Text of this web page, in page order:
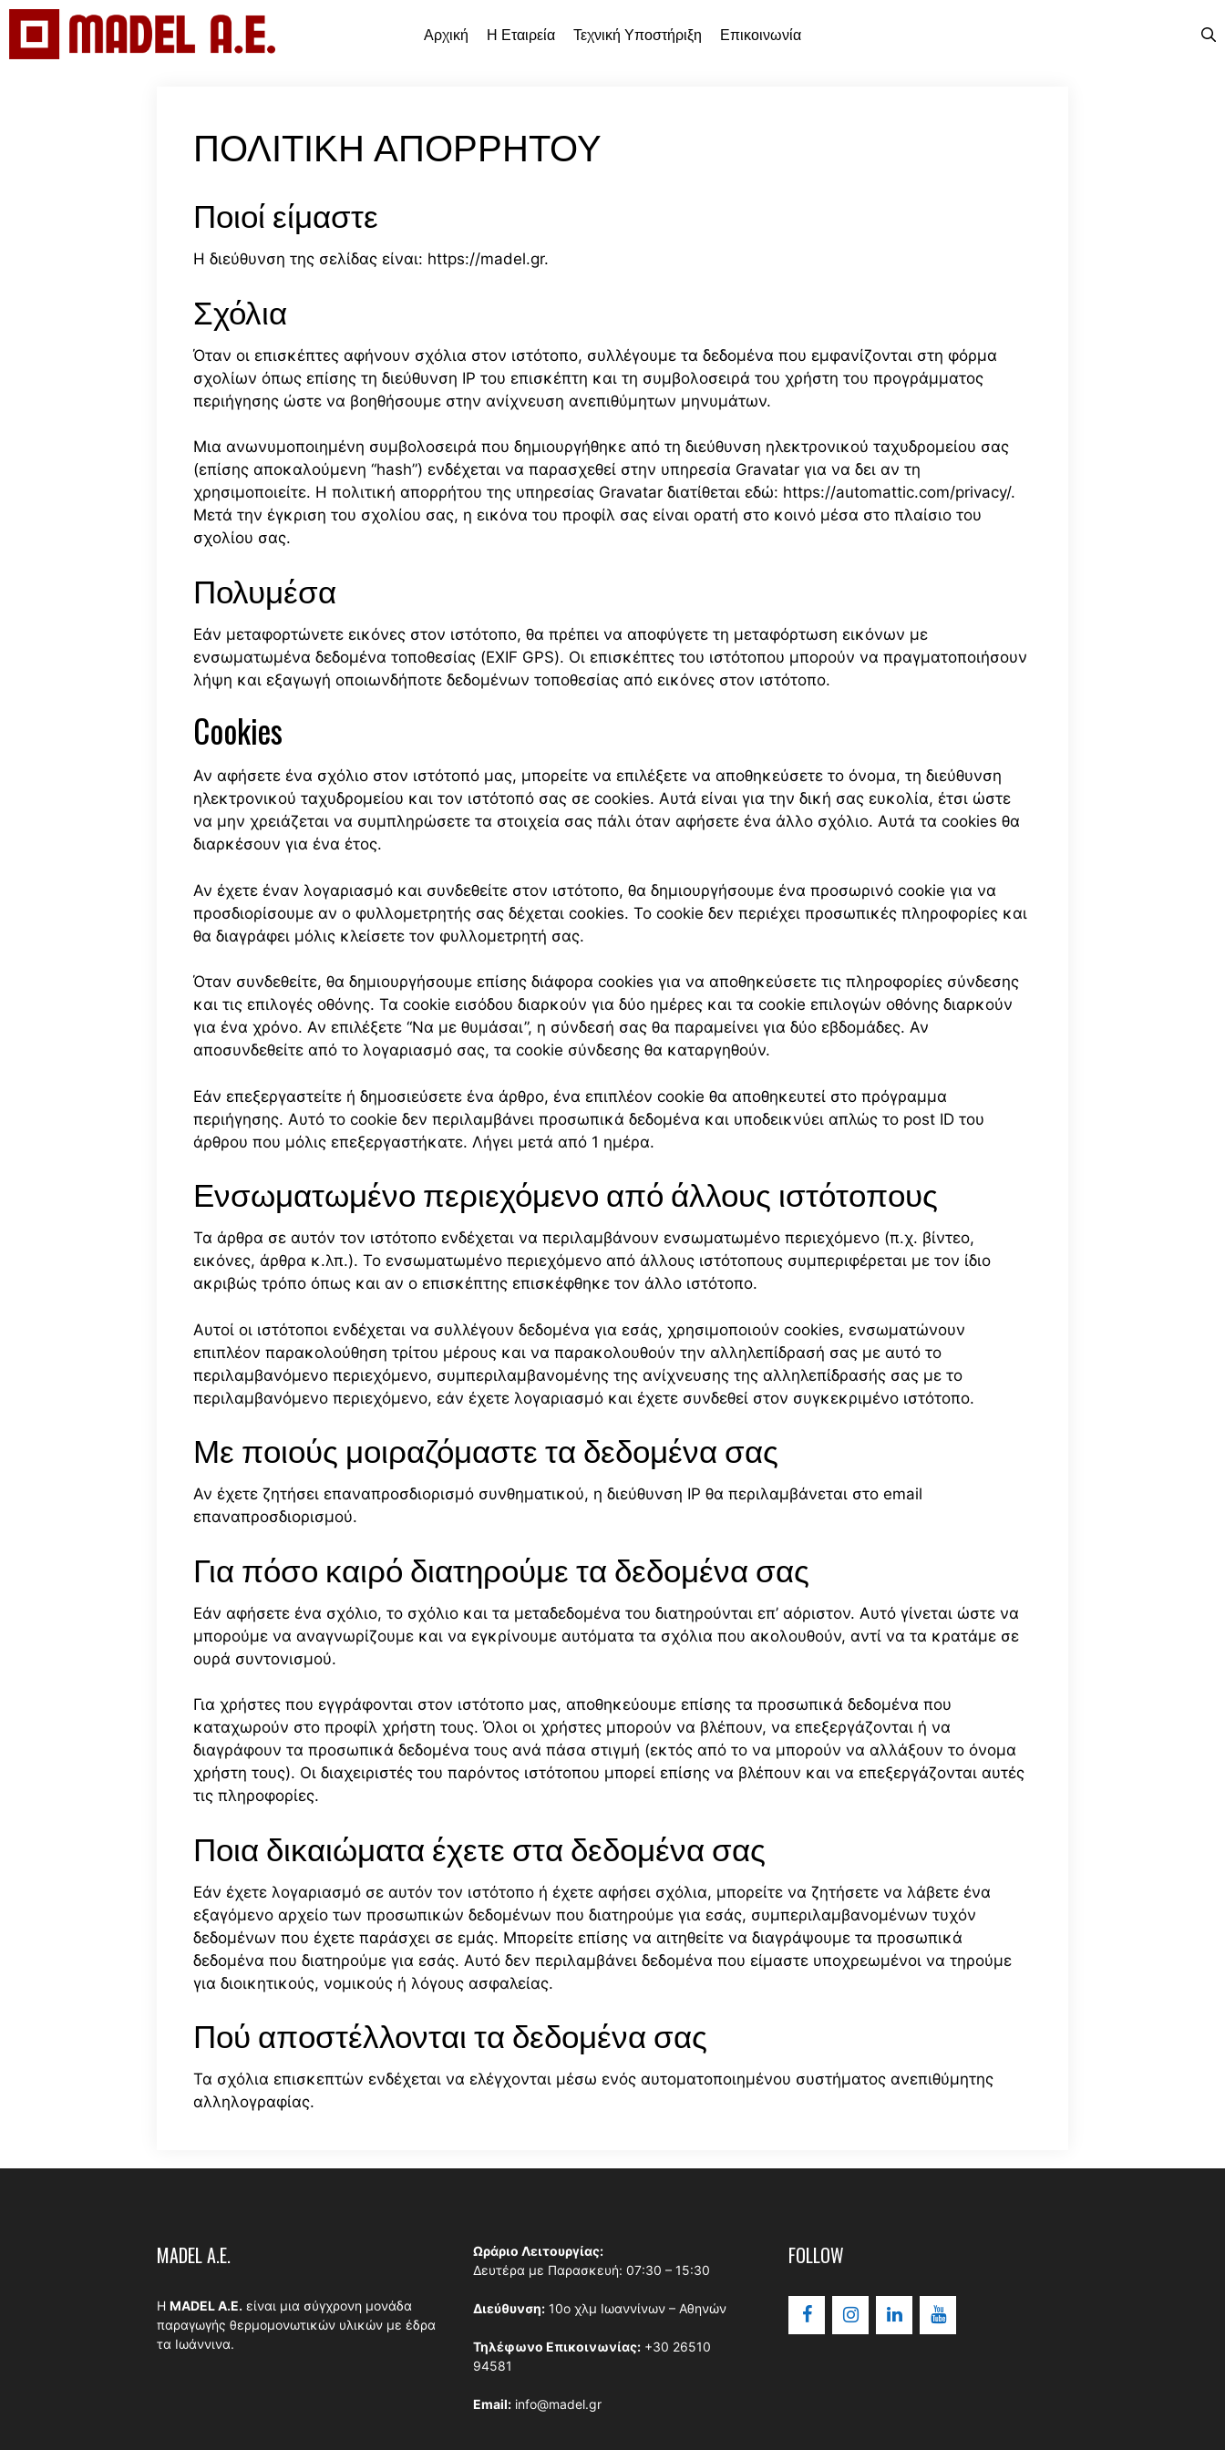
Μετάβαση
περιεχόμενο
Αρχική Η Εταιρεία Τεχνική Υποστήριξη Επικοινωνία
ΠΟΛΙΤΙΚΉ ΑΠΟΡΡΉΤΟΥ
Ποιοί είμαστε
Η διεύθυνση της σελίδας είναι: https://madel.gr.
Σχόλια
Όταν οι επισκέπτες αφήνουν σχόλια στον ιστότοπο, συλλέγουμε τα δεδομένα που εμφανίζονται στη φόρμα
σχολίων όπως επίσης τη διεύθυνση IP του επισκέπτη και τη συμβολοσειρά του χρήστη του προγράμματος
περιήγησης ώστε να βοηθήσουμε στην ανίχνευση ανεπιθύμητων μηνυμάτων.
Μια ανωνυμοποιημένη συμβολοσειρά που δημιουργήθηκε από τη διεύθυνση ηλεκτρονικού ταχυδρομείου σας
(επίσης αποκαλούμενη “hash”) ενδέχεται να παρασχεθεί στην υπηρεσία Gravatar για να δει αν τη
χρησιμοποιείτε. Η πολιτική απορρήτου της υπηρεσίας Gravatar διατίθεται εδώ: https://automattic.com/privacy/.
Μετά την έγκριση του σχολίου σας, η εικόνα του προφίλ σας είναι ορατή στο κοινό μέσα στο πλαίσιο του
σχολίου σας.
Πολυμέσα
Εάν μεταφορτώνετε εικόνες στον ιστότοπο, θα πρέπει να αποφύγετε τη μεταφόρτωση εικόνων με
ενσωματωμένα δεδομένα τοποθεσίας (EXIF GPS). Οι επισκέπτες του ιστότοπου μπορούν να πραγματοποιήσουν
λήψη και εξαγωγή οποιωνδήποτε δεδομένων τοποθεσίας από εικόνες στον ιστότοπο.
Cookies
Αν αφήσετε ένα σχόλιο στον ιστότοπό μας, μπορείτε να επιλέξετε να αποθηκεύσετε το όνομα, τη διεύθυνση
ηλεκτρονικού ταχυδρομείου και τον ιστότοπό σας σε cookies. Αυτά είναι για την δική σας ευκολία, έτσι ώστε
να μην χρειάζεται να συμπληρώσετε τα στοιχεία σας πάλι όταν αφήσετε ένα άλλο σχόλιο. Αυτά τα cookies θα
διαρκέσουν για ένα έτος.
Αν έχετε έναν λογαριασμό και συνδεθείτε στον ιστότοπο, θα δημιουργήσουμε ένα προσωρινό cookie για να
προσδιορίσουμε αν ο φυλλομετρητής σας δέχεται cookies. Το cookie δεν περιέχει προσωπικές πληροφορίες και
θα διαγράφει μόλις κλείσετε τον φυλλομετρητή σας.
Όταν συνδεθείτε, θα δημιουργήσουμε επίσης διάφορα cookies για να αποθηκεύσετε τις πληροφορίες σύνδεσης
και τις επιλογές οθόνης. Τα cookie εισόδου διαρκούν για δύο ημέρες και τα cookie επιλογών οθόνης διαρκούν
για ένα χρόνο. Αν επιλέξετε “Να με θυμάσαι”, η σύνδεσή σας θα παραμείνει για δύο εβδομάδες. Αν
αποσυνδεθείτε από το λογαριασμό σας, τα cookie σύνδεσης θα καταργηθούν.
Εάν επεξεργαστείτε ή δημοσιεύσετε ένα άρθρο, ένα επιπλέον cookie θα αποθηκευτεί στο πρόγραμμα
περιήγησης. Αυτό το cookie δεν περιλαμβάνει προσωπικά δεδομένα και υποδεικνύει απλώς το post ID του
άρθρου που μόλις επεξεργαστήκατε. Λήγει μετά από 1 ημέρα.
Ενσωματωμένο περιεχόμενο από άλλους ιστότοπους
Τα άρθρα σε αυτόν τον ιστότοπο ενδέχεται να περιλαμβάνουν ενσωματωμένο περιεχόμενο (π.χ. βίντεο,
εικόνες, άρθρα κ.λπ.). Το ενσωματωμένο περιεχόμενο από άλλους ιστότοπους συμπεριφέρεται με τον ίδιο
ακριβώς τρόπο όπως και αν ο επισκέπτης επισκέφθηκε τον άλλο ιστότοπο.
Αυτοί οι ιστότοποι ενδέχεται να συλλέγουν δεδομένα για εσάς, χρησιμοποιούν cookies, ενσωματώνουν
επιπλέον παρακολούθηση τρίτου μέρους και να παρακολουθούν την αλληλεπίδρασή σας με αυτό το
περιλαμβανόμενο περιεχόμενο, συμπεριλαμβανομένης της ανίχνευσης της αλληλεπίδρασής σας με το
περιλαμβανόμενο περιεχόμενο, εάν έχετε λογαριασμό και έχετε συνδεθεί στον συγκεκριμένο ιστότοπο.
Με ποιούς μοιραζόμαστε τα δεδομένα σας
Αν έχετε ζητήσει επαναπροσδιορισμό συνθηματικού, η διεύθυνση IP θα περιλαμβάνεται στο email
επαναπροσδιορισμού.
Για πόσο καιρό διατηρούμε τα δεδομένα σας
Εάν αφήσετε ένα σχόλιο, το σχόλιο και τα μεταδεδομένα του διατηρούνται επ’ αόριστον. Αυτό γίνεται ώστε να
μπορούμε να αναγνωρίζουμε και να εγκρίνουμε αυτόματα τα σχόλια που ακολουθούν, αντί να τα κρατάμε σε
ουρά συντονισμού.
Για χρήστες που εγγράφονται στον ιστότοπο μας, αποθηκεύουμε επίσης τα προσωπικά δεδομένα που
καταχωρούν στο προφίλ χρήστη τους. Όλοι οι χρήστες μπορούν να βλέπουν, να επεξεργάζονται ή να
διαγράφουν τα προσωπικά δεδομένα τους ανά πάσα στιγμή (εκτός από το να μπορούν να αλλάξουν το όνομα
χρήστη τους). Οι διαχειριστές του παρόντος ιστότοπου μπορεί επίσης να βλέπουν και να επεξεργάζονται αυτές
τις πληροφορίες.
Ποια δικαιώματα έχετε στα δεδομένα σας
Εάν έχετε λογαριασμό σε αυτόν τον ιστότοπο ή έχετε αφήσει σχόλια, μπορείτε να ζητήσετε να λάβετε ένα
εξαγόμενο αρχείο των προσωπικών δεδομένων που διατηρούμε για εσάς, συμπεριλαμβανομένων τυχόν
δεδομένων που έχετε παράσχει σε εμάς. Μπορείτε επίσης να αιτηθείτε να διαγράψουμε τα προσωπικά
δεδομένα που διατηρούμε για εσάς. Αυτό δεν περιλαμβάνει δεδομένα που είμαστε υποχρεωμένοι να τηρούμε
για διοικητικούς, νομικούς ή λόγους ασφαλείας.
Πού αποστέλλονται τα δεδομένα σας
Τα σχόλια επισκεπτών ενδέχεται να ελέγχονται μέσω ενός αυτοματοποιημένου συστήματος ανεπιθύμητης
αλληλογραφίας.
MADEL A.E.
Η MADEL A.E. είναι μια σύγχρονη μονάδα
παραγωγής θερμομονωτικών υλικών με έδρα
τα Ιωάννινα.
Ωράριο Λειτουργίας:
Δευτέρα με Παρασκευή: 07:30 – 15:30
Διεύθυνση:10ο χλμ Ιωαννίνων – Αθηνών
Τηλέφωνο Επικοινωνίας: +30 26510
94581
Email: info@madel.gr
FOLLOW